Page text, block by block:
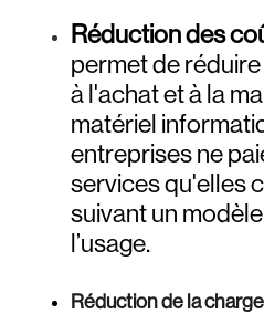
Réduction des
permet de
à l'achat et à la
matériel
entreprises ne
services qu'elles
suivant un
l’usage.
Réduction de la